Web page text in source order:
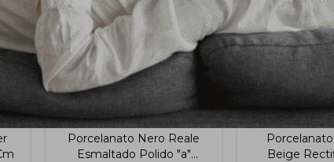
Porcelanato Nero Reale
Esmaltado Polido "a"
Beige